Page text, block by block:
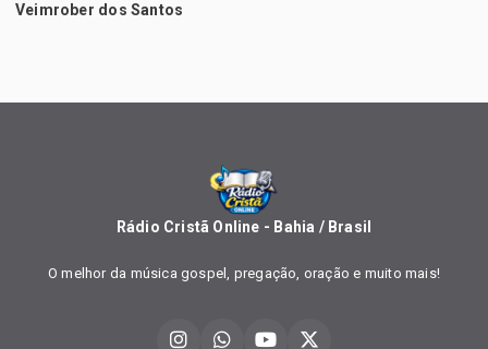
Veimrober dos Santos
Rádio Cristã Online - Bahia / Brasil
O melhor da música gospel, pregação, oração e muito mais!